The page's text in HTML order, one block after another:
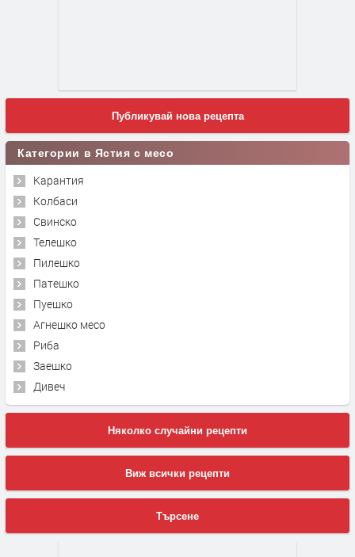
Публикувай нова рецепта
Категории в Ястия с месо
Карантия
Колбаси
Свинско
Телешко
Пилешко
Патешко
Пуешко
Агнешко месо
Риба
Заешко
Дивеч
Няколко случайни рецепти
Виж всички рецепти
Търсене